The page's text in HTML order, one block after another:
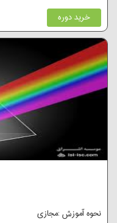
خرید دوره
نحوه آموزش :مجازی